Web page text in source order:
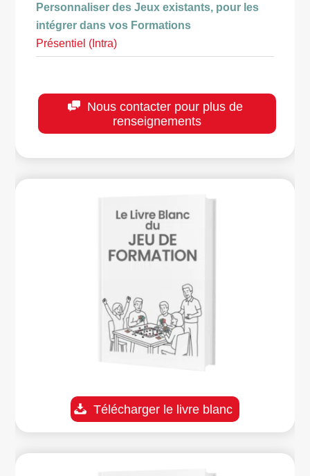
Personnaliser des Jeux existants, pour les
intégrer dans vos Formations
Présentiel (Intra)
Nous contacter pour plus de
renseignements
Télécharger le livre blanc